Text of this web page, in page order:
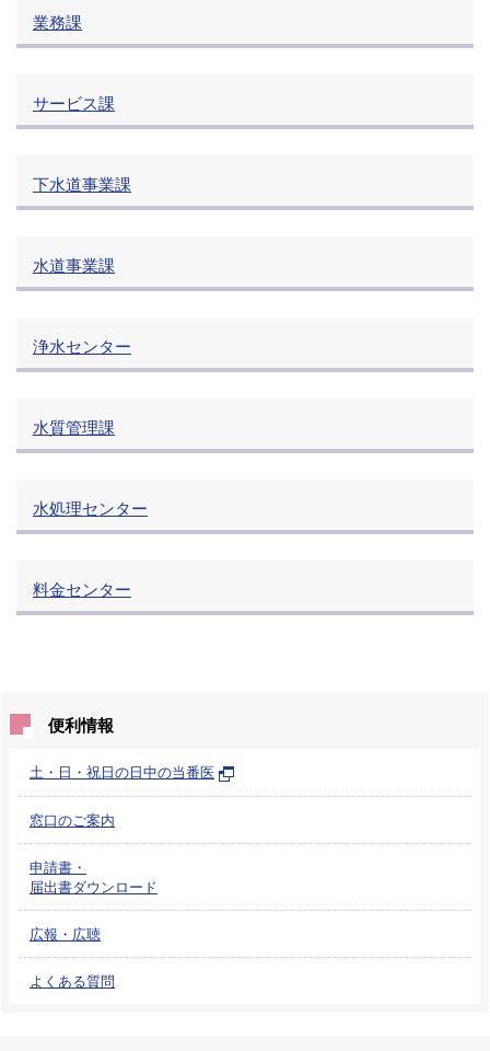
業務課
サービス課
下水道事業課
水道事業課
浄水センター
水質管理課
水処理センター
料金センター
便利情報
土・日・祝日の日中の当番医
窓口のご案内
申請書・
届出書ダウンロード
広報・広聴
よくある質問